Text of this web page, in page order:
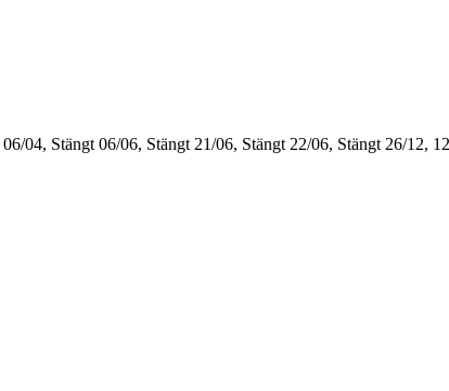
06/04, Stängt 06/06, Stängt 21/06, Stängt 22/06, Stängt 26/12,